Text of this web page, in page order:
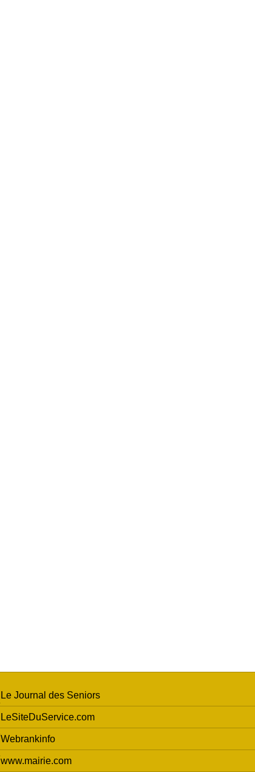
Le Journal des Seniors
LeSiteDuService.com
Webrankinfo
www.mairie.com